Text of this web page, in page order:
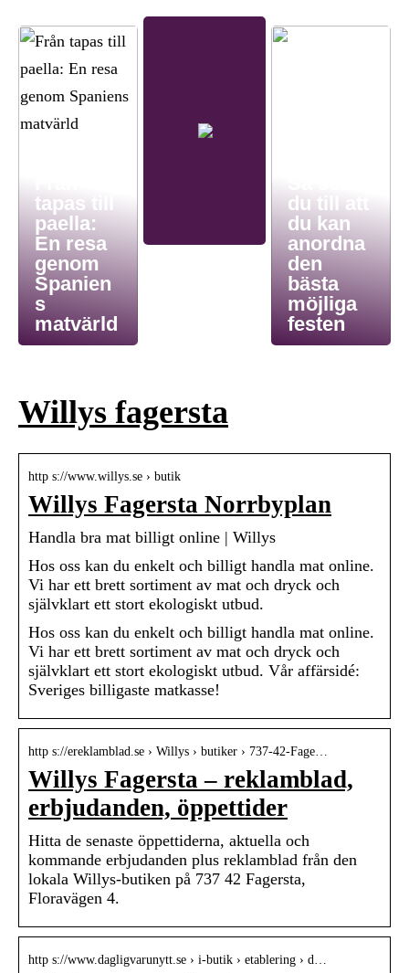
tapas till
paella:
En resa
genom
Spanien
s
matvärld
du till att
du kan
anordna
den
bästa
möjliga
festen
Willys fagersta
http s://www.willys.se › butik
Willys Fagersta Norrbyplan
Handla bra mat billigt online | Willys
Hos oss kan du enkelt och billigt handla mat online.
Vi har ett brett sortiment av mat och dryck och
självklart ett stort ekologiskt utbud.
Hos oss kan du enkelt och billigt handla mat online.
Vi har ett brett sortiment av mat och dryck och
självklart ett stort ekologiskt utbud. Vår affärsidé:
Sveriges billigaste matkasse!
http s://ereklamblad.se › Willys › butiker › 737-42-Fage…
Willys Fagersta – reklamblad,
erbjudanden, öppettider
Hitta de senaste öppettiderna, aktuella och
kommande erbjudanden plus reklamblad från den
lokala Willys-butiken på 737 42 Fagersta,
Floravägen 4.
http s://www.dagligvarunytt.se › i-butik › etablering › d…